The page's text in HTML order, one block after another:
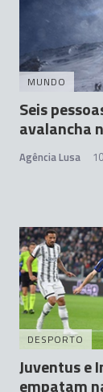
MUNDO
Seis
avalancha
Agência Lusa
DESPORTO
Juventus e
empatam